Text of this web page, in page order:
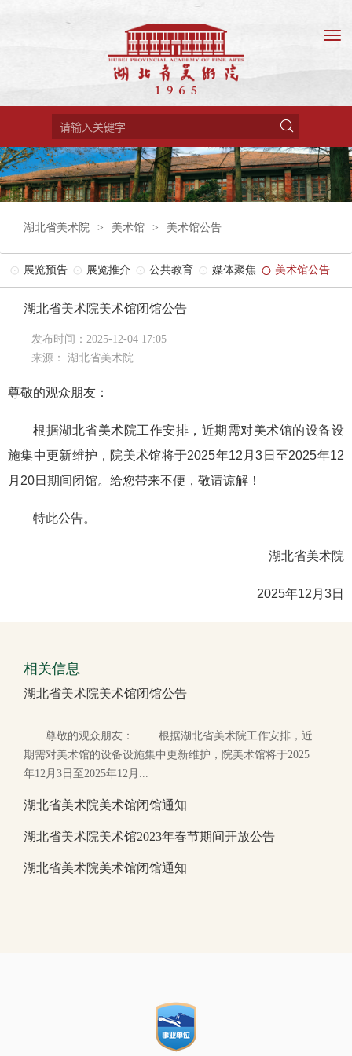
湖北省美术院 > 美术馆 > 美术馆公告
展览预告 展览推介 公共教育 媒体聚焦 美术馆公告
湖北省美术院美术馆闭馆公告
发布时间：2025-12-04 17:05
来源： 湖北省美术院
尊敬的观众朋友：
根据湖北省美术院工作安排，近期需对美术馆的设备设
施集中更新维护，院美术馆将于2025年12月3日至2025年12
月20日期间闭馆。给您带来不便，敬请谅解！
特此公告。
湖北省美术院
2025年12月3日
相关信息
湖北省美术院美术馆闭馆公告
尊敬的观众朋友： 根据湖北省美术院工作安排，近
期需对美术馆的设备设施集中更新维护，院美术馆将于2025
年12月3日至2025年12月...
湖北省美术院美术馆闭馆通知
湖北省美术院美术馆2023年春节期间开放公告
湖北省美术院美术馆闭馆通知